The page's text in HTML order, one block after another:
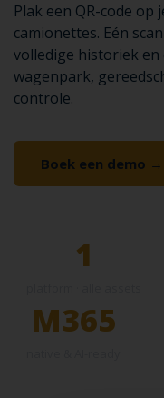
Plak een QR-code
camionettes. Eén
volledige historiek en
wagenpark,
controle.
Boek een demo →
1
M365